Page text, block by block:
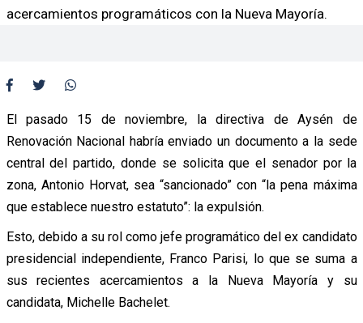
acercamientos programáticos con la Nueva Mayoría.
El pasado 15 de noviembre, la directiva de Aysén de
Renovación Nacional habría enviado un documento a la sede
central del partido, donde se solicita que el senador por la
zona, Antonio Horvat, sea “sancionado” con “la pena máxima
que establece nuestro estatuto”: la expulsión.
Esto, debido a su rol como jefe programático del ex candidato
presidencial independiente, Franco Parisi, lo que se suma a
sus recientes acercamientos a la Nueva Mayoría y su
candidata, Michelle Bachelet.